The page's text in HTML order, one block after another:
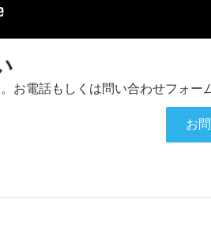
お電話もしくは問い合わせフォー
お